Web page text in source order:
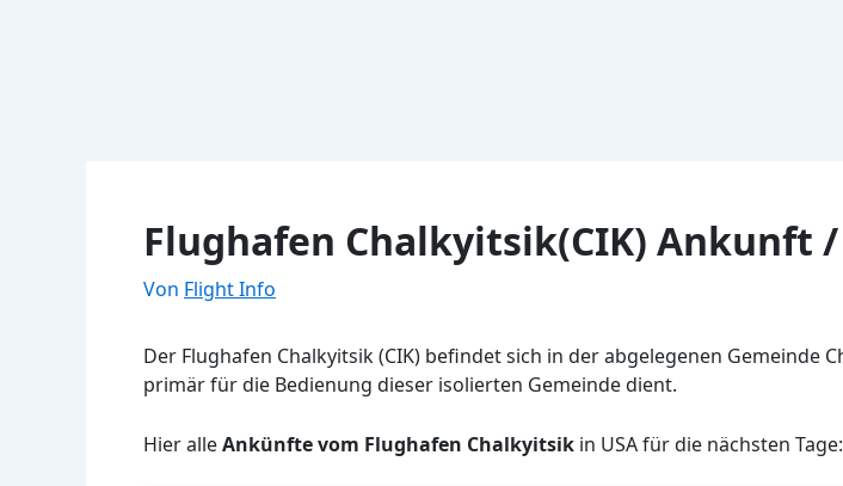
Flughafen Chalkyitsik(CIK) Ankunft
Von Flight Info
Der Flughafen Chalkyitsik (CIK) befindet sich in der abgelegenen Gemeinde
primär für die Bedienung dieser isolierten Gemeinde dient.
Hier alleAnkünfte vom Flughafen Chalkyitsik in USA für die nächsten Tage: